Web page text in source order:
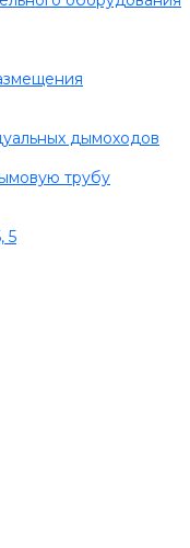
дымоходов
трубу
5